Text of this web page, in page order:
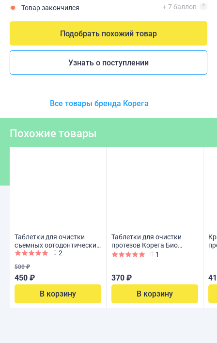
Товар закончился + 7 баллов
Подобрать похожий товар
Узнать о поступлении
Все товары бренда Корега
Похожие товары
Таблетки для очистки
съемных ортодонтических
конструкций КОРЕГА, 30
2
500 ₽
450 ₽
В корзину
Таблетки для очистки
протезов Корега Био
Формула, 30 шт1
370 ₽
В корзину